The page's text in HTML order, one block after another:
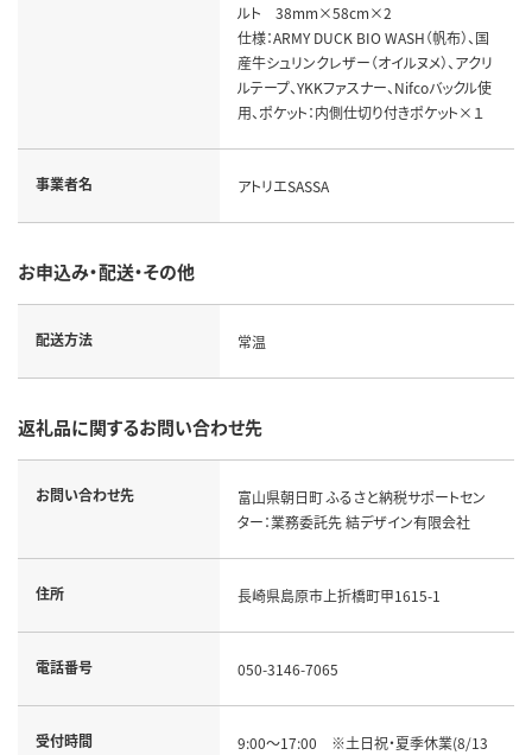
ルト　38mm×58cm×2
仕様：ARMY DUCK BIO WASH（帆布）、国
産牛シュリンクレザー（オイルヌメ）、アクリ
ルテープ、YKKファスナー、Nifcoバックル使
用、ポケット：内側仕切り付きポケット×１
事業者名 アトリエSASSA
お申込み・配送・その他
配送方法 常温
返礼品に関するお問い合わせ先
お問い合わせ先
富山県朝日町 ふるさと納税サポートセン
ター：業務委託先 結デザイン有限会社
住所 長崎県島原市上折橋町甲1615-1
電話番号 050-3146-7065
受付時間
9:00～17:00　※土日祝・夏季休業(8/13